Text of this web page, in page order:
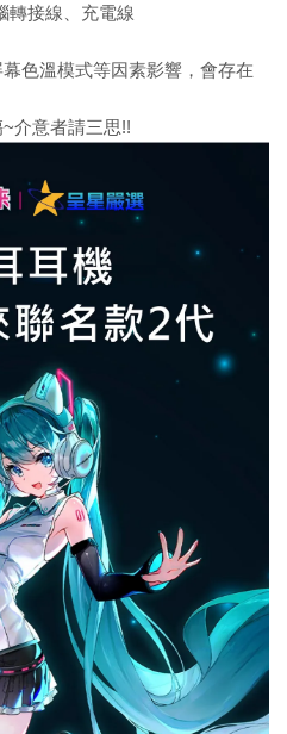
轉接線、充電線
色溫模式等因素影響，會存在
介意者請三思!!